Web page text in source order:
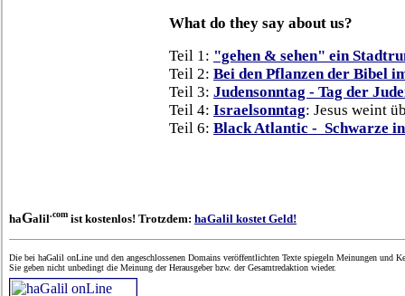
What do they say about us?
Teil 1: "gehen & sehen" ein
Teil 2: Bei den Pflanzen der Bibel
Teil 3: Judensonntag - Tag der
Teil 4: Israelsonntag: Jesus weint
Teil 6: Black Atlantic - Schwarze
haGalil.com ist kostenlos! Trotzdem: haGalil kostet Geld!
Die bei haGalil onLine und den angeschlossenen Domains veröffentlichten Texte spiegeln Meinungen und
Sie geben nicht unbedingt die Meinung der Herausgeber bzw. der Gesamtredaktion wieder.